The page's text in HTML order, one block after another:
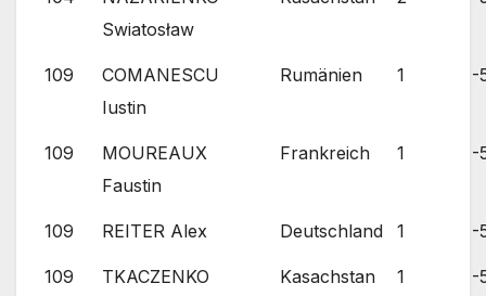
Swiatosław
109
COMANESCU
Iustin
Rumänien 1 -
109
MOUREAUX
Faustin
Frankreich 1 -
109 REITER Alex Deutschland 1 -
109
TKACZENKO
Kasachstan 1 -